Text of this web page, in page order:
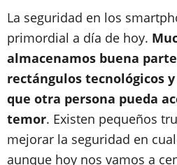
La seguridad en los
primordial a día de hoy.
almacenamos buena
rectángulos tecnológicos
que otra persona pueda
temor. Existen pequeños
mejorar la seguridad en
aunque hoy nos vamos a